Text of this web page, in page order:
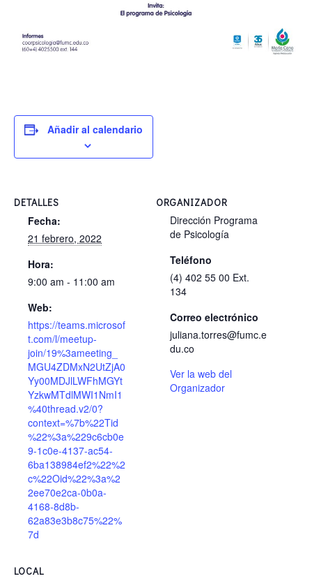
Añadir al calendario
DETALLES
Fecha:
21 febrero, 2022
Hora:
9:00 am - 11:00 am
Web:
https://teams.microsof
t.com/l/meetup-
join/19%3ameeting_
MGU4ZDMxN2UtZjA0
Yy00MDJlLWFhMGYt
YzkwMTdlMWI1NmI1
%40thread.v2/0?
context=%7b%22Tid
%22%3a%229c6cb0e
9-1c0e-4137-ac54-
6ba138984ef2%22%2
c%22Oid%22%3a%2
2ee70e2ca-0b0a-
4168-8d8b-
62a83e3b8c75%22%
7d
ORGANIZADOR
Dirección Programa
de Psicología
Teléfono
(4) 402 55 00 Ext.
134
Correo electrónico
juliana.torres@fumc.e
du.co
Ver la web del
Organizador
LOCAL